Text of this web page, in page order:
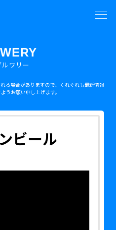
ワリー
る場合がありますので、くれぐれも最新情報
うお願い申し上げます。
ビール